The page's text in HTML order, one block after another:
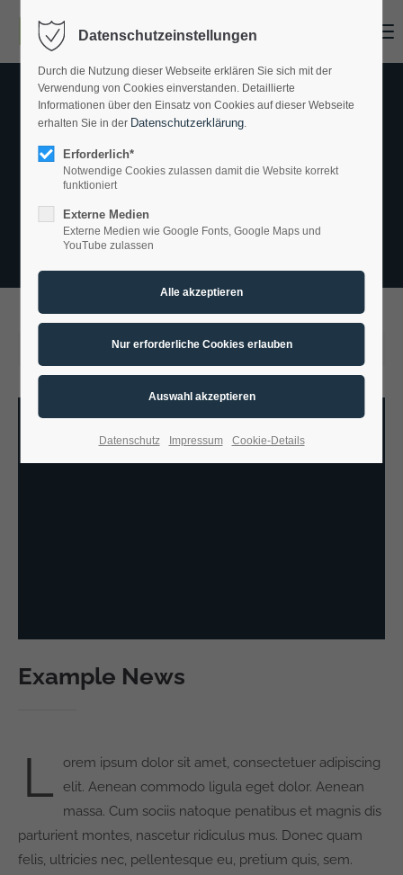
Erreichbarkeit
Sie erreichen unsere Zentrale von
9:00 – 14:00 Uhr
Kontakt
Heidingsfelder Weg 20
Sie haben Fragen?
06282 30794-0
und Metallbaukonstruktionen.
Details
2017-02-09 11:30 von A-CSI GmbH (Kommentare: 0)
Example News
L
orem ipsum dolor sit amet, consectetuer adipiscing
elit. Aenean commodo ligula eget dolor. Aenean
massa. Cum sociis natoque penatibus et magnis dis
parturient montes, nascetur ridiculus mus. Donec quam
felis, ultricies nec, pellentesque eu, pretium quis, sem.
Datenschutzeinstellungen
Durch die Nutzung dieser Webseite erklären Sie sich mit der
Verwendung von Cookies einverstanden. Detaillierte
Informationen über den Einsatz von Cookies auf dieser Webseite
erhalten Sie in der Datenschutzerklärung.
Erforderlich*
Notwendige Cookies zulassen damit die Website korrekt
funktioniert
Externe Medien
Externe Medien wie Google Fonts, Google Maps und
YouTube zulassen
Datenschutz Impressum Cookie-Details